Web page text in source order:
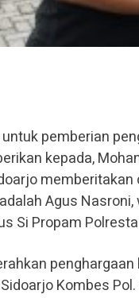
pemberian
kepada,
Agus
Si Propam
Kombes